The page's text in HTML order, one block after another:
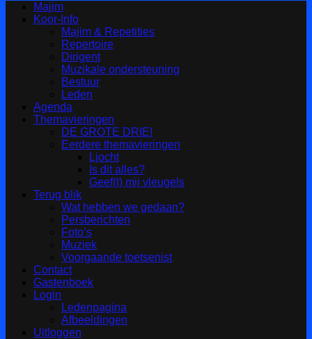
Majim
Koor-Info
Majim & Repetities
Repertoire
Dirigent
Muzikale ondersteuning
Bestuur
Leden
Agenda
Themavieringen
DE GROTE DRIE!
Eerdere themavieringen
Ljocht
Is dit alles?
Geef(t) mij vleugels
Terug blik
Wat hebben we gedaan?
Persberichten
Foto’s
Muziek
Voorgaande toetsenist
Contact
Gastenboek
Login
Ledenpagina
Afbeeldingen
Uitloggen